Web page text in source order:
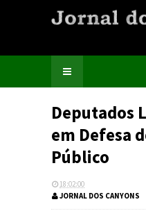
Deputados
em Defesa
Público
18:02:00
JORNAL DOS CANYONS